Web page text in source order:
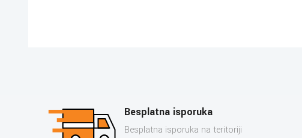
Besplatna isporuka
Besplatna isporuka na teritoriji